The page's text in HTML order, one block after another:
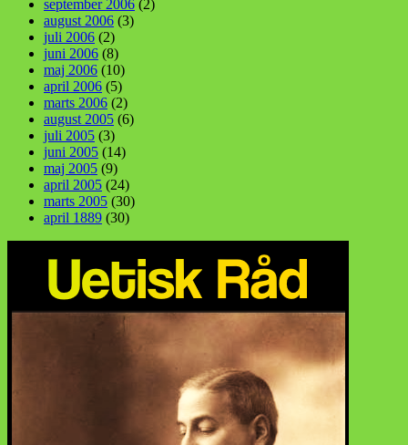
september 2006 (2)
august 2006 (3)
juli 2006 (2)
juni 2006 (8)
maj 2006 (10)
april 2006 (5)
marts 2006 (2)
august 2005 (6)
juli 2005 (3)
juni 2005 (14)
maj 2005 (9)
april 2005 (24)
marts 2005 (30)
april 1889 (30)